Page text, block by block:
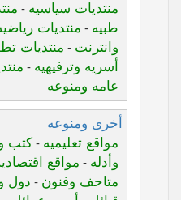
منتديات سياسيه -
طبيه - منتديات
وانترنت - منتديات
أسريه وترفيهيه -
عامه ومنوعه
أخرى ومنوعه
مواقع تعليميه - كتب
وأدله - مواقع
متاحف وفنون - دول